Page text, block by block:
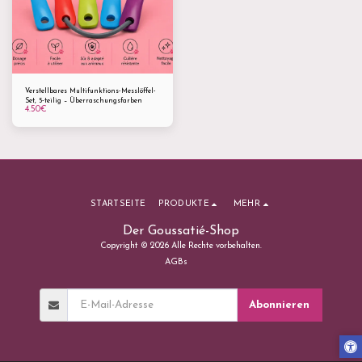
Verstellbares Multifunktions-Messlöffel-
Set, 5-teilig – Überraschungsfarben
4.50€
Der Goussatié-Shop
Copyright © 2026 Alle Rechte vorbehalten.
AGBs
STARTSEITE PRODUKTE MEHR
Abonnieren